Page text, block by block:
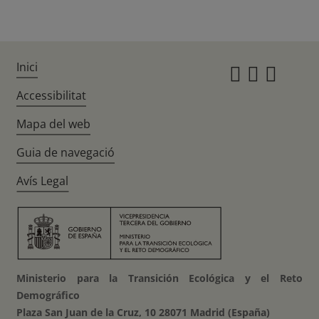
Inici
Accessibilitat
Mapa del web
Guia de navegació
Avís Legal
Ministerio para la Transición Ecológica y el Reto
Demográfico
Plaza San Juan de la Cruz, 10 28071 Madrid (España)